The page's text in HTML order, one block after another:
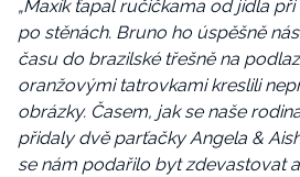
„Maxík ťapal ručičkama od jídla
po stěnách. Bruno ho úspěšně
času do brazilské třešně na
oranžovými tatrovkami kreslili
obrázky. Časem, jak se naše
přidaly dvě parťačky Angela &
se nám podařilo byt zdevastovat